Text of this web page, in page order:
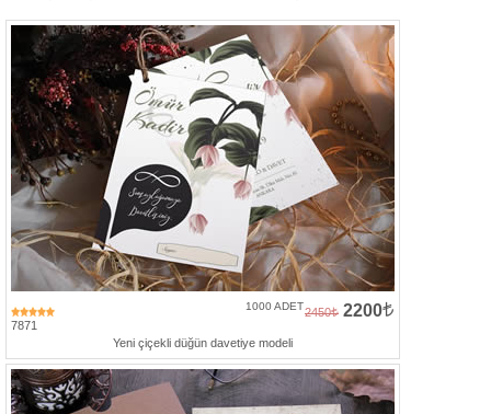
7871
2450 2200
1000 ADET
Yeni çiçekli düğün davetiye modeli